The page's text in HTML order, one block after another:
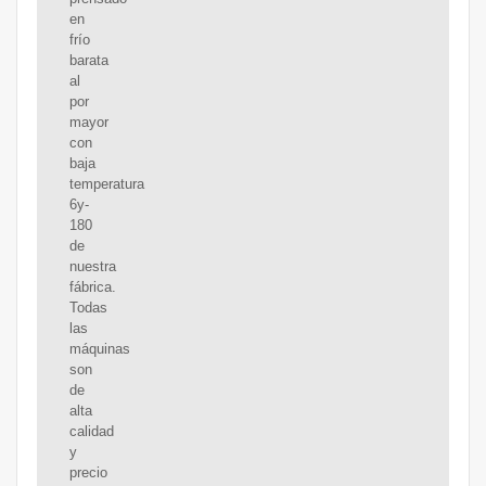
en
frío
barata
al
por
mayor
con
baja
temperatura
6y-
180
de
nuestra
fábrica.
Todas
las
máquinas
son
de
alta
calidad
y
precio